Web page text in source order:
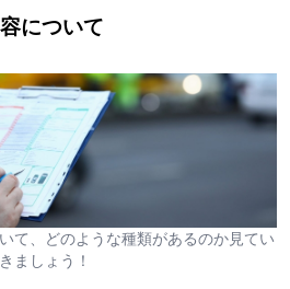
について
て、どのような種類があるのか見てい
きましょう！